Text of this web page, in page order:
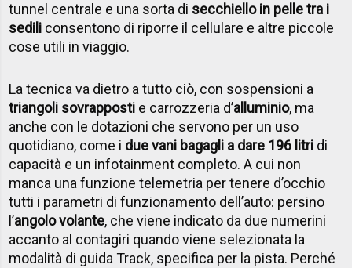
tunnel centrale e una sorta di secchiello in pelle tra i
sedili consentono di riporre il cellulare e altre piccole
cose utili in viaggio.
La tecnica va dietro a tutto ciò, con sospensioni a
triangoli sovrapposti e carrozzeria d’alluminio, ma
anche con le dotazioni che servono per un uso
quotidiano, come i due vani bagagli a dare 196 litri di
capacità e un infotainment completo. A cui non
manca una funzione telemetria per tenere d’occhio
tutti i parametri di funzionamento dell’auto: persino
l’angolo volante, che viene indicato da due numerini
accanto al contagiri quando viene selezionata la
modalità di guida Track, specifica per la pista. Perché